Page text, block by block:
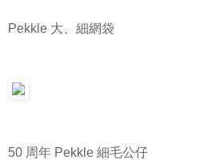
Pekkle 大、細網袋
50 周年 Pekkle 細毛公仔